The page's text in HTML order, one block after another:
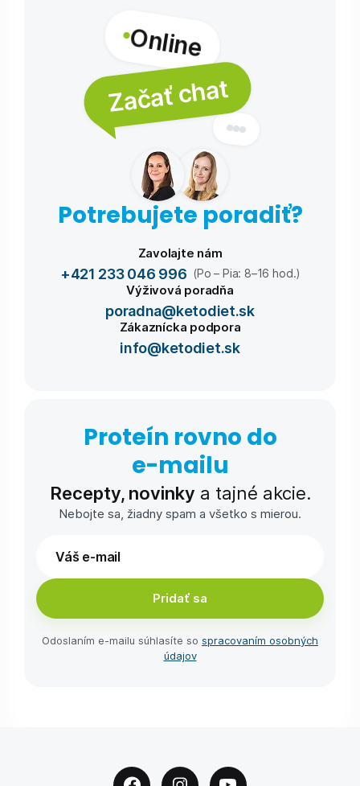
Online
Začať chat
Potrebujete poradiť?
Zavolajte nám
+421 233 046 996 (Po – Pia: 8–16 hod.)
Výživová poradňa
poradna@ketodiet.sk
Zákaznícka podpora
info@ketodiet.sk
Proteín rovno do
e-⁠mailu
Recepty, novinky a tajné akcie.
Nebojte sa, žiadny spam a všetko s mierou.
Pridať sa
Odoslaním e-⁠mailu súhlasíte so spracovaním osobných
údajov